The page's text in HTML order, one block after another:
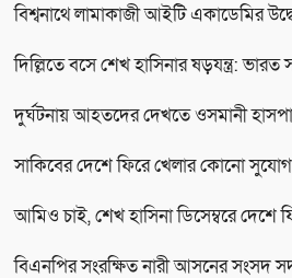
বিশ্বনাথে লামাকাজী আইটি একাডেমির
দিল্লিতে বসে শেখ হাসিনার ষড়যন্ত্র:
দুর্ঘটনায় আহতদের দেখতে ওসমানী
সাকিবের দেশে ফিরে খেলার কোনো সুযোগ
আমিও চাই, শেখ হাসিনা ডিসেম্বরে
বিএনপির সংরক্ষিত নারী আসনের